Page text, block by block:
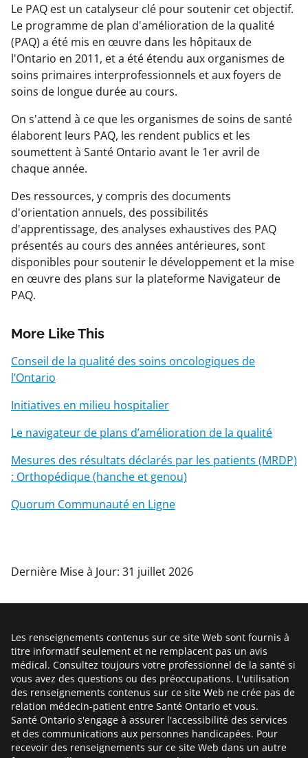
Le PAQ est un catalyseur clé pour soutenir cet objectif.
Le programme de plan d'amélioration de la qualité
(PAQ) a été mis en œuvre dans les hôpitaux de
l'Ontario en 2011, et a été étendu aux organismes de
soins primaires interprofessionnels et aux foyers de
soins de longue durée au cours.
On s'attend à ce que les organismes de soins de santé
élaborent leurs PAQ, les rendent publics et les
soumettent à Santé Ontario avant le 1er avril de
chaque année.
Des ressources, y compris des documents
d'orientation annuels, des possibilités
d'apprentissage, des analyses exhaustives des PAQ
présentés au cours des années antérieures, sont
disponibles pour soutenir le développement et la mise
en œuvre des plans sur la plateforme Navigateur de
PAQ.
More Like This
Conseil de la qualité des soins oncologiques de
l’Ontario
Initiatives en milieu hospitalier
Le navigateur de plans d’amélioration de la qualité
Mesures des résultats déclarés par les patients (MRDP)
: Orthopédique (hanche et genou)
Quorum Communauté en Ligne
Dernière Mise à Jour: 31 juillet 2026
Les renseignements contenus sur ce site Web sont fournis à
titre informatif seulement et ne remplacent pas un avis
médical. Consultez toujours votre professionnel de la santé si
vous avez des questions ou des préoccupations. L'utilisation
des renseignements contenus sur ce site Web ne crée pas de
relation médecin-patient entre Santé Ontario et vous.
Santé Ontario s'engage à assurer l'accessibilité des services
et des communications aux personnes handicapées. Pour
recevoir des renseignements sur ce site Web dans un autre